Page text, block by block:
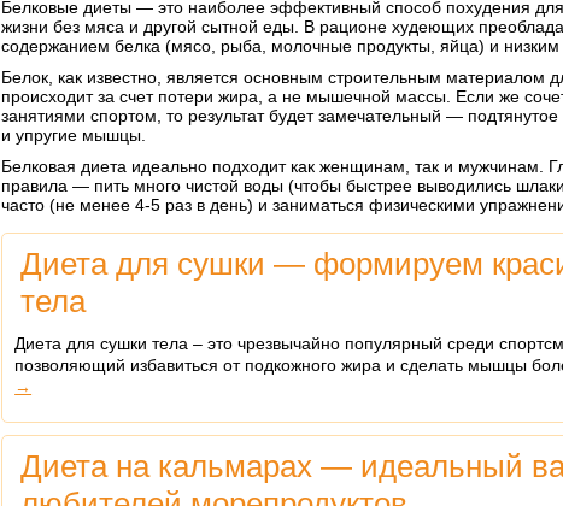
Белковые диеты — это наиболее эффективный способ похудения для
жизни без мяса и другой сытной еды. В рационе худеющих
содержанием белка (мясо, рыба, молочные продукты, яйца) и низким
Белок, как известно, является основным строительным материалом
происходит за счет потери жира, а не мышечной массы. Если же
занятиями спортом, то результат будет замечательный —
и упругие мышцы.
Белковая диета идеально подходит как женщинам, так и мужчинам.
правила — пить много чистой воды (чтобы быстрее выводились
часто (не менее 4-5 раз в день) и заниматься физическими
Диета для сушки — формируем
тела
Диета для сушки тела – это чрезвычайно популярный среди
позволяющий избавиться от подкожного жира и сделать мышцы
→
Диета на кальмарах — идеальный